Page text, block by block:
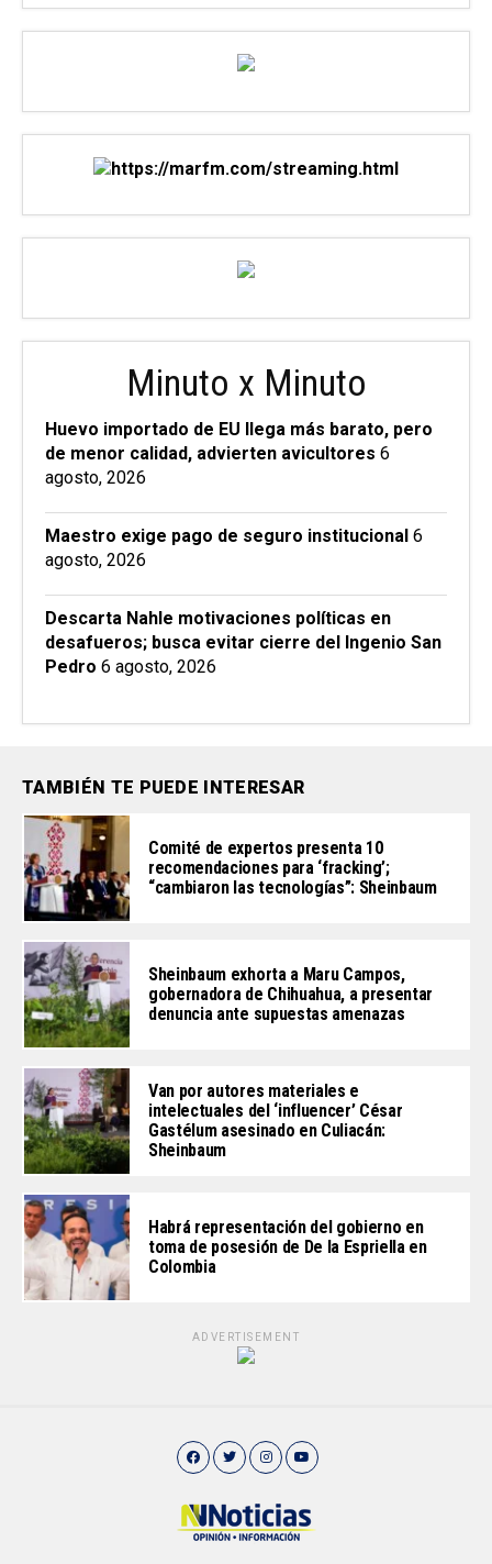
Minuto x Minuto
Huevo importado de EU llega más barato, pero
de menor calidad, advierten avicultores 6
agosto, 2026
Maestro exige pago de seguro institucional 6
agosto, 2026
Descarta Nahle motivaciones políticas en
desafueros; busca evitar cierre del Ingenio San
Pedro 6 agosto, 2026
TAMBIÉN TE PUEDE INTERESAR
Comité de expertos presenta 10
recomendaciones para ‘fracking’;
“cambiaron las tecnologías”: Sheinbaum
Sheinbaum exhorta a Maru Campos,
gobernadora de Chihuahua, a presentar
denuncia ante supuestas amenazas
Van por autores materiales e
intelectuales del ‘influencer’ César
Gastélum asesinado en Culiacán:
Sheinbaum
Habrá representación del gobierno en
toma de posesión de De la Espriella en
Colombia
ADVERTISEMENT